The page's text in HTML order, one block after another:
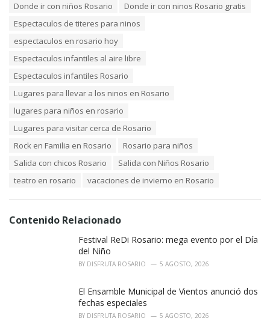
Donde ir con niños Rosario
Donde ir con ninos Rosario gratis
Espectaculos de titeres para ninos
espectaculos en rosario hoy
Espectaculos infantiles al aire libre
Espectaculos infantiles Rosario
Lugares para llevar a los ninos en Rosario
lugares para niños en rosario
Lugares para visitar cerca de Rosario
Rock en Familia en Rosario
Rosario para niños
Salida con chicos Rosario
Salida con Niños Rosario
teatro en rosario
vacaciones de invierno en Rosario
Contenido Relacionado
Festival ReDi Rosario: mega evento por el Día
del Niño
BY DISFRUTA ROSARIO 5 AGOSTO, 2026
El Ensamble Municipal de Vientos anunció dos
fechas especiales
BY DISFRUTA ROSARIO 5 AGOSTO, 2026